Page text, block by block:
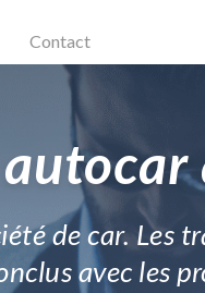
Contact
de car. Les
avec les